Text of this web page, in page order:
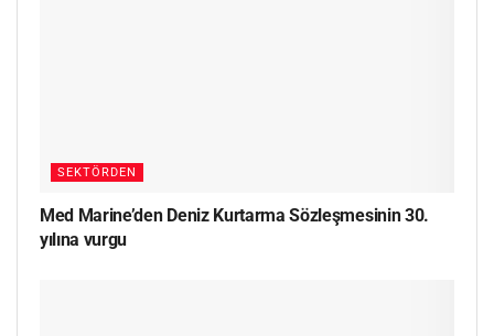
SEKTÖRDEN
Med Marine’den Deniz Kurtarma Sözleşmesinin 30.
yılına vurgu